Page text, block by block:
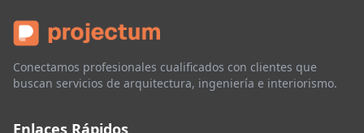
Conectamos profesionales cualificados con clientes que
buscan servicios de arquitectura, ingeniería e interiorismo.
Enlaces Rápidos